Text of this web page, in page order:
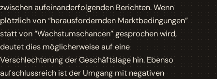
zwischen aufeinanderfolgenden Berichten. Wenn
plötzlich von “herausfordernden Marktbedingungen”
statt von “Wachstumschancen” gesprochen wird,
deutet dies möglicherweise auf eine
Verschlechterung der Geschäftslage hin. Ebenso
aufschlussreich ist der Umgang mit negativen